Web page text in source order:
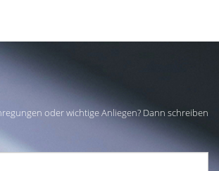
oder wichtige Anliegen? Dann schreiben